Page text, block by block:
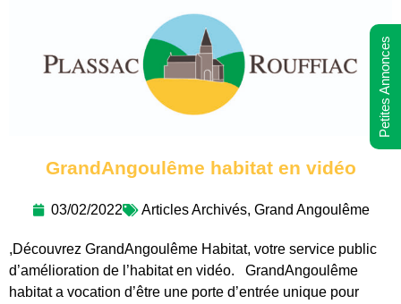
GrandAngoulême habitat en vidéo
03/02/2022 Articles Archivés, Grand Angoulême
,Découvrez GrandAngoulême Habitat, votre service public
d’amélioration de l’habitat en vidéo. GrandAngoulême
habitat a vocation d’être une porte d’entrée unique pour
Petites Annonces